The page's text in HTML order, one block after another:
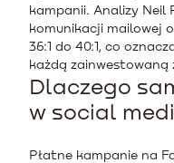
kampanii. Analizy Neil
komunikacji mailowej
36:1 do 40:1, co
każdą zainwestowaną
Dlaczego
w social
Płatne kampanie na